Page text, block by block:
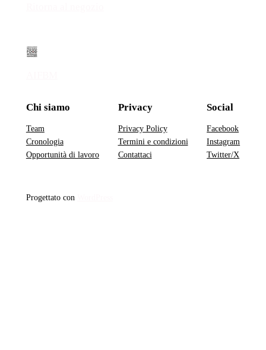
Chi siamo
Team
Cronologia
Opportunità di lavoro
Privacy
Privacy Policy
Termini e condizioni
Contattaci
Social
Facebook
Instagram
Twitter/X
Progettato con